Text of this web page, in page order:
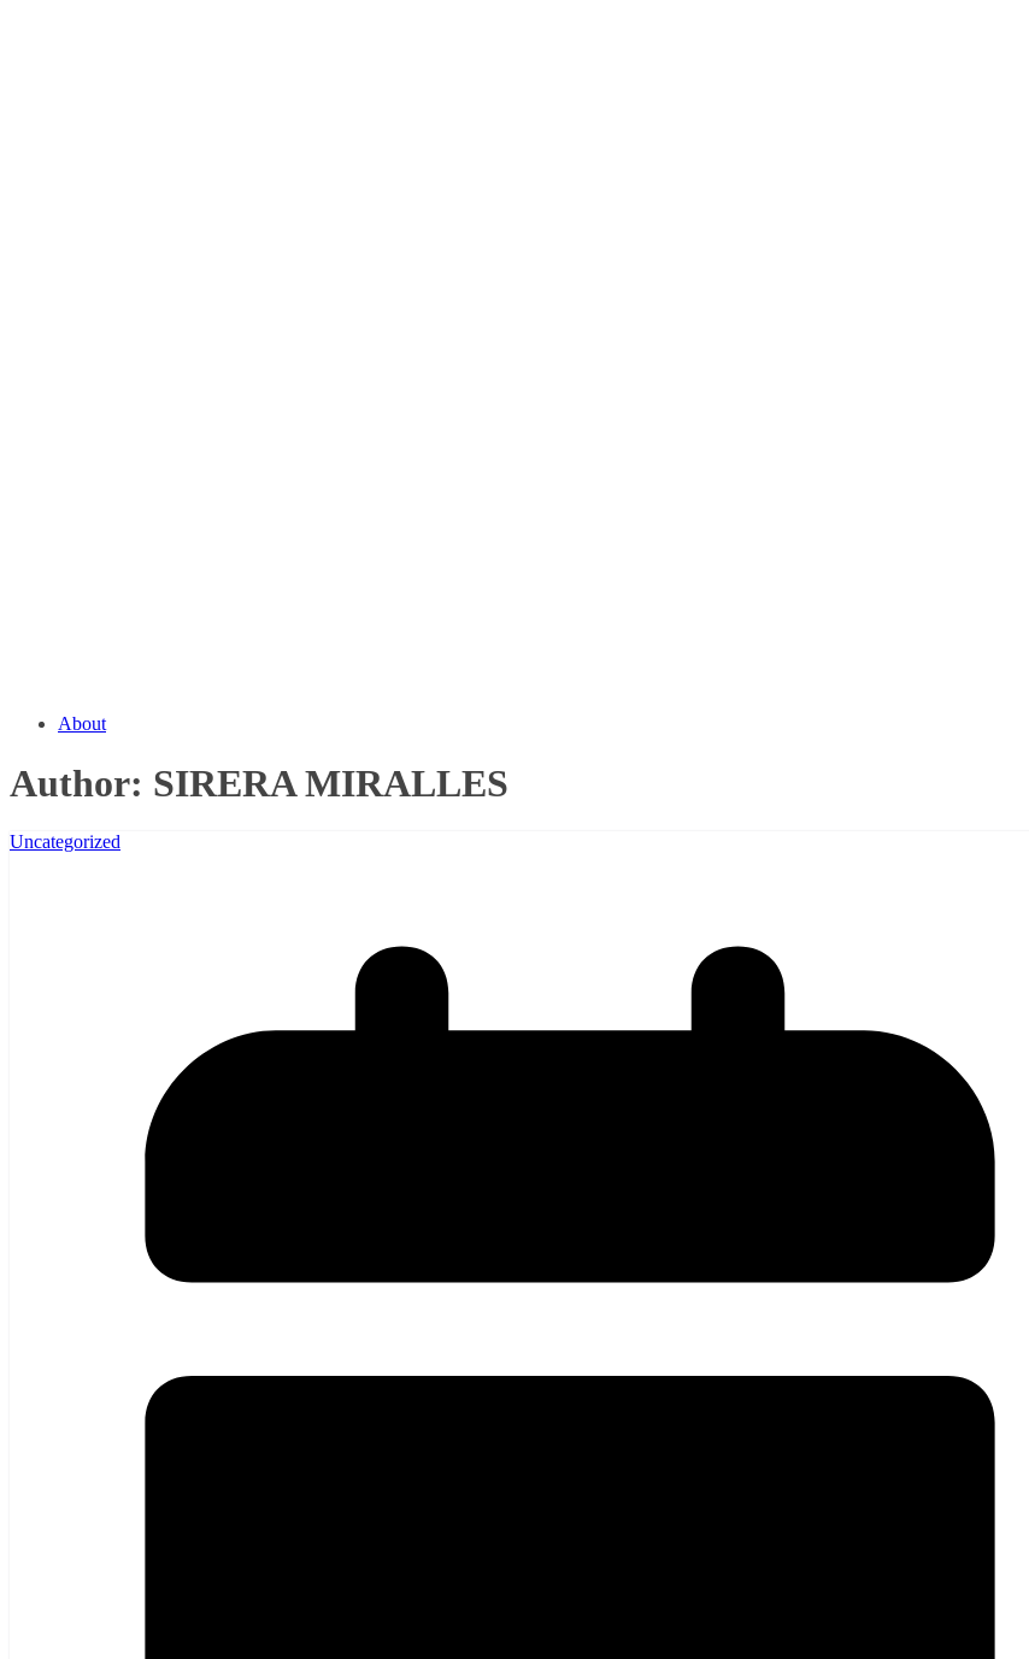
About
Author: SIRERA MIRALLES
Uncategorized